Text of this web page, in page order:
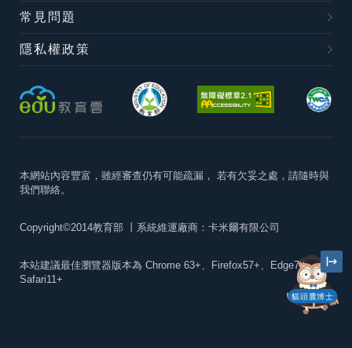
貓頭鷹博士
常見問題
隱私權政策
本網站內容豐富，雖經審查仍有可能疏漏， 若有欠妥之處，請隨時與
我們聯絡。
Copyright©2014教育部 丨系統維運廠商：卡米爾有限公司
本站建議最佳瀏覽器版本為 Chrome 63+、Firefox57+、Edge79+及
Safari11+